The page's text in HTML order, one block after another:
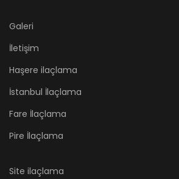
Galeri
İletişim
Haşere ilaçlama
İstanbul İlaçlama
Fare İlaçlama
Pire İlaçlama
Site ilaçlama